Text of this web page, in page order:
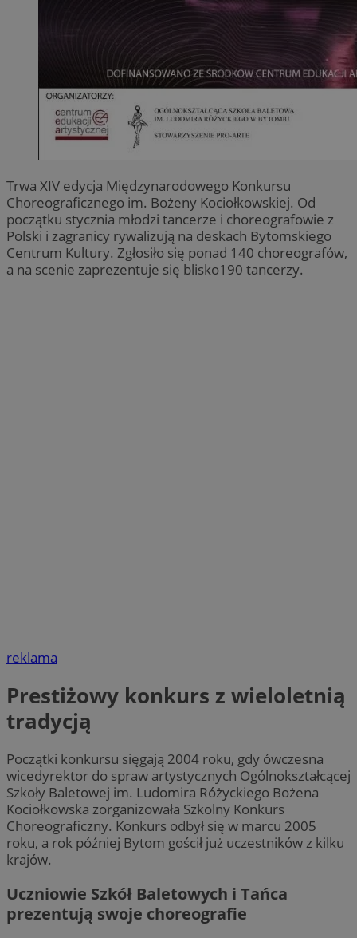
Trwa XIV edycja Międzynarodowego Konkursu
Choreograficznego im. Bożeny Kociołkowskiej. Od
początku stycznia młodzi tancerze i choreografowie z
Polski i zagranicy rywalizują na deskach Bytomskiego
Centrum Kultury. Zgłosiło się ponad 140 choreografów,
a na scenie zaprezentuje się blisko190 tancerzy.
reklama
Prestiżowy konkurs z wieloletnią
tradycją
Początki konkursu sięgają 2004 roku, gdy ówczesna
wicedyrektor do spraw artystycznych Ogólnokształcącej
Szkoły Baletowej im. Ludomira Różyckiego Bożena
Kociołkowska zorganizowała Szkolny Konkurs
Choreograficzny. Konkurs odbył się w marcu 2005
roku, a rok później Bytom gościł już uczestników z kilku
krajów.
Uczniowie Szkół Baletowych i Tańca
prezentują swoje choreografie